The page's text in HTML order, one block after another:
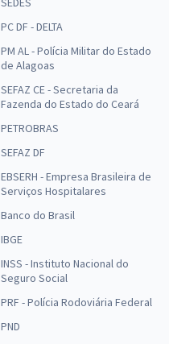
PC DF - DELTA
PM AL - Polícia Militar do Estado
de Alagoas
SEFAZ CE - Secretaria da
Fazenda do Estado do Ceará
PETROBRAS
SEFAZ DF
EBSERH - Empresa Brasileira de
Serviços Hospitalares
Banco do Brasil
IBGE
INSS - Instituto Nacional do
Seguro Social
PRF - Polícia Rodoviária Federal
PND